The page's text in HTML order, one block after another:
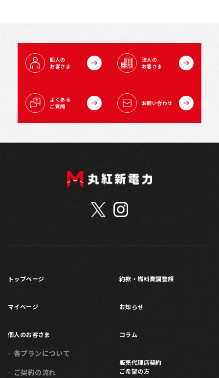
個人の
お客さま
法人の
お客さま
よくある
ご質問
お問い合わせ
トップページ
マイページ
個人のお客さま
各プランについて
ご契約の流れ
約款・燃料費調整額
お知らせ
コラム
販売代理店契約
ご希望の方